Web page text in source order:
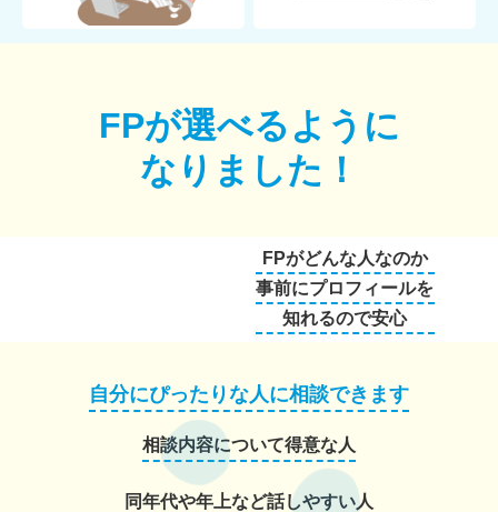
FPが選べるように
なりました！
FPがどんな人なのか
事前にプロフィールを
知れるので安心
自分にぴったりな人に相談できます
相談内容について得意な人
同年代や年上など話しやすい人